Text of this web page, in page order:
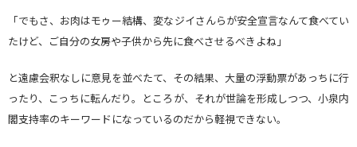
「でもさ、お肉はモゥー結構、変なジイさんらが安全宣言なんて食べてい
たけど、ご自分の女房や子供から先に食べさせるべきよね」
と遠慮会釈なしに意見を並べたて、その結果、大量の浮動票があっちに行
ったり、こっちに転んだり。ところが、それが世論を形成しつつ、小泉内
閣支持率のキーワードになっているのだから軽視できない。